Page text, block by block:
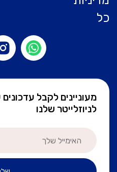
מעוניינים לקבל
לניוזלייטר שלנו
כל